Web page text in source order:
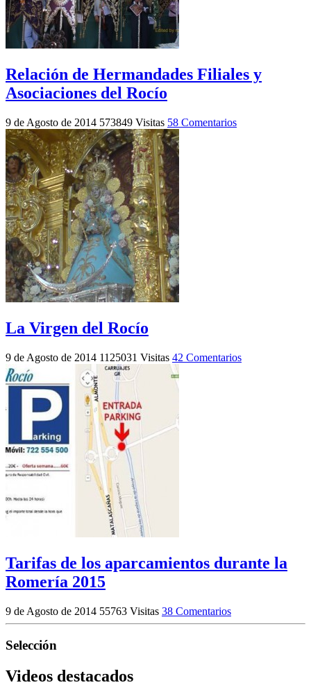
Relación de Hermandades Filiales y
Asociaciones del Rocío
9 de Agosto de 2014 573849 Visitas 58 Comentarios
La Virgen del Rocío
9 de Agosto de 2014 1125031 Visitas 42 Comentarios
Tarifas de los aparcamientos durante la
Romería 2015
9 de Agosto de 2014 55763 Visitas 38 Comentarios
Selección
Videos destacados